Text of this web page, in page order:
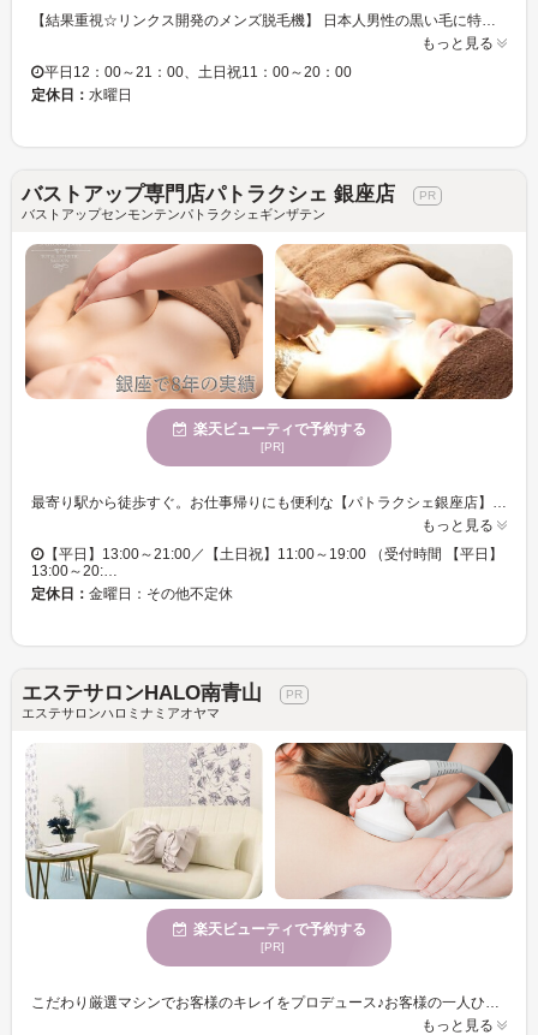
【結果重視☆リンクス開発のメンズ脱毛機】 日本人男性の黒い毛に特化した、男性専用脱毛機をリンクスが完全独自開発。 提携メーカーと共に、部品の一つひとつ上質なものを厳選しながら改良を重ねることで高い脱毛効果と安全性の両立を実現しました♪ 男性の太い毛でも痛みを軽減できるよう、冷却機能を極限まで高めることに成功☆ お客様の肌質・毛質に合わせしっかりと毛にアプローチしていきます。 【男性脱毛技能士】 男性脱毛技能士達がどんなお悩みもお伺いします！ 男性だからこそのお悩みもお気軽にご相談ください♪ お肌の状態・毛量・お悩みに合わせた最適なプランをご提案します☆ 当日予約大歓迎♪ 完全予約制ですのでお電話にてお問い合わせください☆
もっと見る
平日12：00～21：00、土日祝11：00～20：00
定休日： 水曜日
バストアップ専門店パトラクシェ 銀座店
バストアップセンモンテンパトラクシェギンザテン
楽天ビューティで予約する
[PR]
最寄り駅から徒歩すぐ。お仕事帰りにも便利な【パトラクシェ銀座店】は、本気でバストアップを目指す大人の女性のための専門店です。日常を忘れるラグジュアリーな空間で、創業12年・延べ30,000人以上の実績と実力を誇るサロンです。 熟練オーナーが在籍する安心感と、「結果を出す」というサロン全体の強いこだわりで、貴女のお悩みに最後まで寄り添います。 看板メニューは、都内随一の【高密度光照射2000ショット】と、一人ひとりの身体に合わせたオーダーメイドの乳腺ケア。この独自の組合せが、速攻性と持続性を両立させます。他店で結果が出なかった方からも「やっと出会えた」と感動の声を多数頂戴しております。 ハリ・弾力UP、左右差の改善もお任せください。人気のフェイシャルもございます。施術の流れはYouTube『パトラクシェ』で公開中ですので、ご予約の参考にご覧ください。 ※クーポンは本契約を判断するための『お試し・体験』です。遠方からのご旅行等でお試し利用の場合、通常料金でご案内する場合がございます。 ※当サロンは「生物学的な性が女性」の方のみご利用が可能です。ご理解とご協力をお願いいたします。
もっと見る
【平日】13:00～21:00／【土日祝】11:00～19:00 （受付時間 【平日】
13:00～20:…
定休日： 金曜日：その他不定休
エステサロンHALO南青山
エステサロンハロミナミアオヤマ
楽天ビューティで予約する
[PR]
もっと見る